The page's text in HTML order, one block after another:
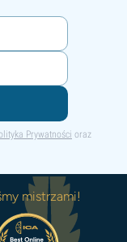
Prywatności oraz
mistrzami!